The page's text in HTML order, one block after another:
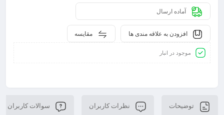
آماده ارسال
مقایسه افزودن به علاقه مندی ها
موجود در انبار
توضیحات نظرات کاربران سوالات کاربران